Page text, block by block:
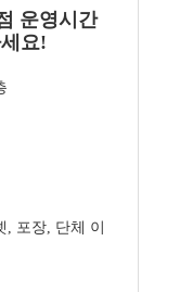
운영시간
요!
, 포장, 단체 이